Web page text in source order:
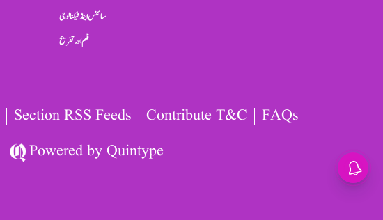
سائنس اینڈ ٹیکنالوجی
فلم اور تفریح
Section RSS Feeds Contribute T&C
FAQs
Powered byQuintype